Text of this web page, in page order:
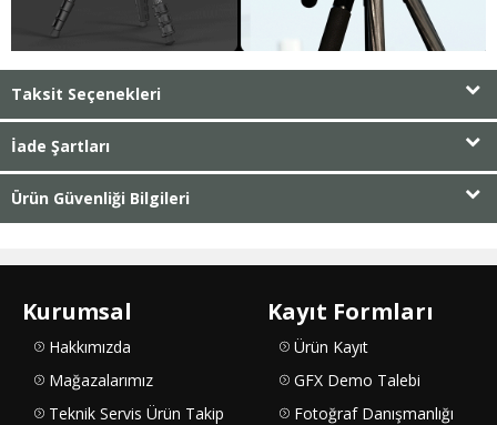
Taksit Seçenekleri
İade Şartları
Ürün Güvenliği Bilgileri
Kurumsal
Hakkımızda
Mağazalarımız
Teknik Servis Ürün Takip
Kayıt Formları
Ürün Kayıt
GFX Demo Talebi
Fotoğraf Danışmanlığı